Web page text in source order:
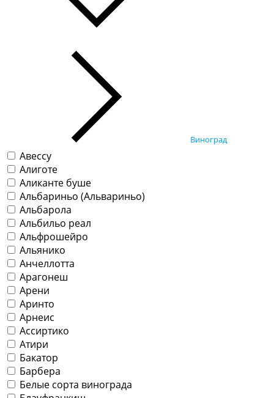
Виноград
Авессу
Алиготе
Аликанте буше
Альбариньо (Альвариньо)
Альбарола
Альбильо реал
Альфрошейро
Альянико
Анчеллотта
Арагонеш
Арени
Аринто
Арнеис
Ассиртико
Атири
Бакатор
Барбера
Белые сорта винограда